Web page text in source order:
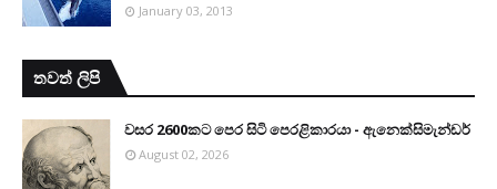
January 03, 2013
තවත් ලිපි
වසර 2600කට පෙර සිටි පෙරළිකාරයා - ඇනෙක්සිමැන්ඩර්
August 02, 2026